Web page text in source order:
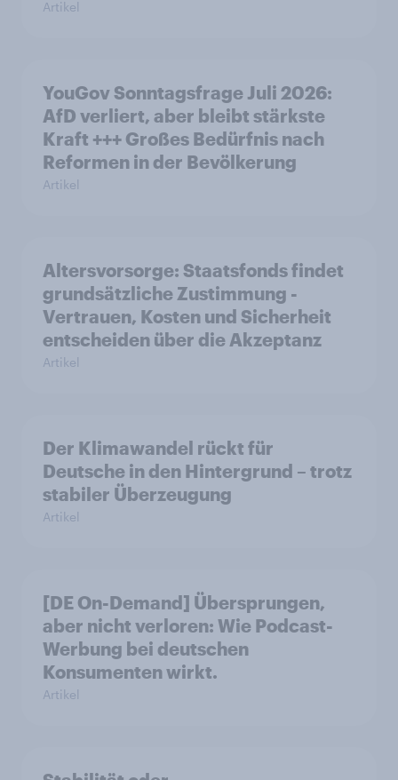
Artikel
YouGov Sonntagsfrage Juli 2026:
AfD verliert, aber bleibt stärkste
Kraft +++ Großes Bedürfnis nach
Reformen in der Bevölkerung
Artikel
Altersvorsorge: Staatsfonds findet
grundsätzliche Zustimmung -
Vertrauen, Kosten und Sicherheit
entscheiden über die Akzeptanz
Artikel
Der Klimawandel rückt für
Deutsche in den Hintergrund – trotz
stabiler Überzeugung
Artikel
[DE On-Demand] Übersprungen,
aber nicht verloren: Wie Podcast-
Werbung bei deutschen
Konsumenten wirkt.
Artikel